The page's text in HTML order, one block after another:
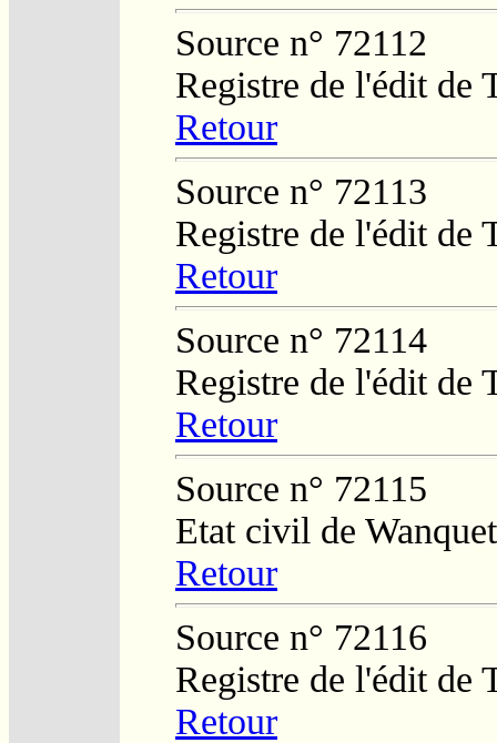
Source n° 72112
Registre de l'édit de
Retour
Source n° 72113
Registre de l'édit de
Retour
Source n° 72114
Registre de l'édit de
Retour
Source n° 72115
Etat civil de
Retour
Source n° 72116
Registre de l'édit de
Retour